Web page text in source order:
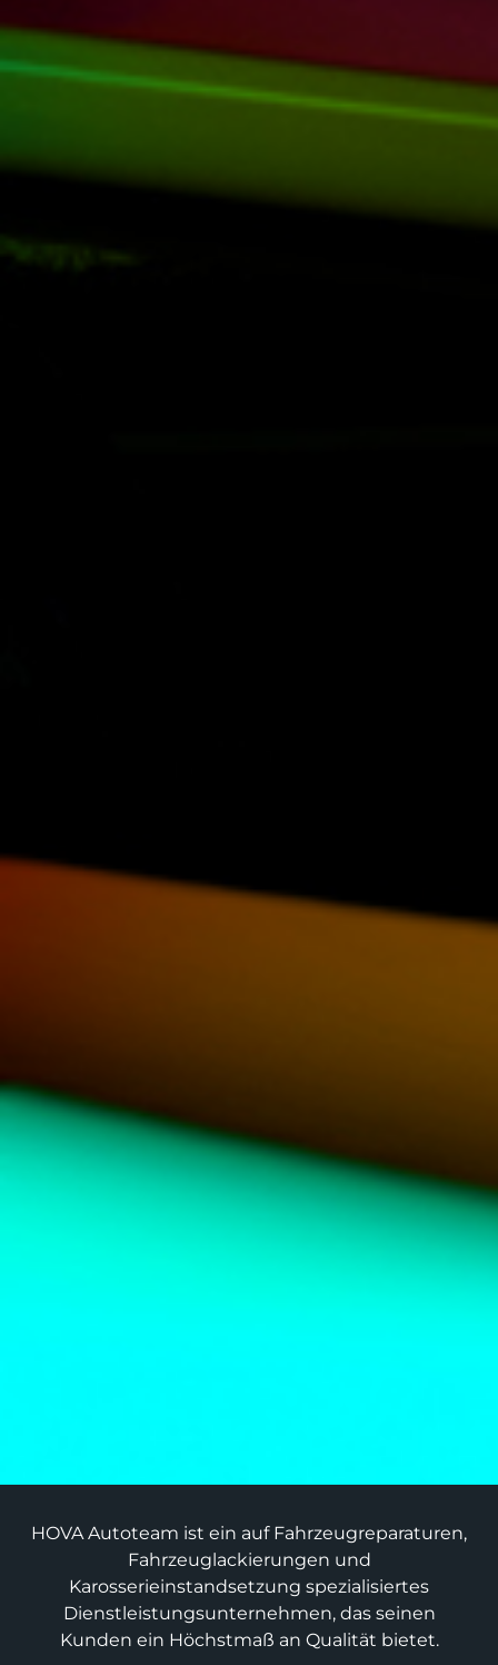
HOVA Autoteam ist ein auf Fahrzeugreparaturen,
Fahrzeuglackierungen und
Karosserieinstandsetzung spezialisiertes
Dienstleistungsunternehmen, das seinen
Kunden ein Höchstmaß an Qualität bietet.